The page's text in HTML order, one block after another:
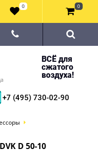
ВСЁ для
сжатого
воздуха!
+7 (495) 730-02-90
D 50-10
0 0